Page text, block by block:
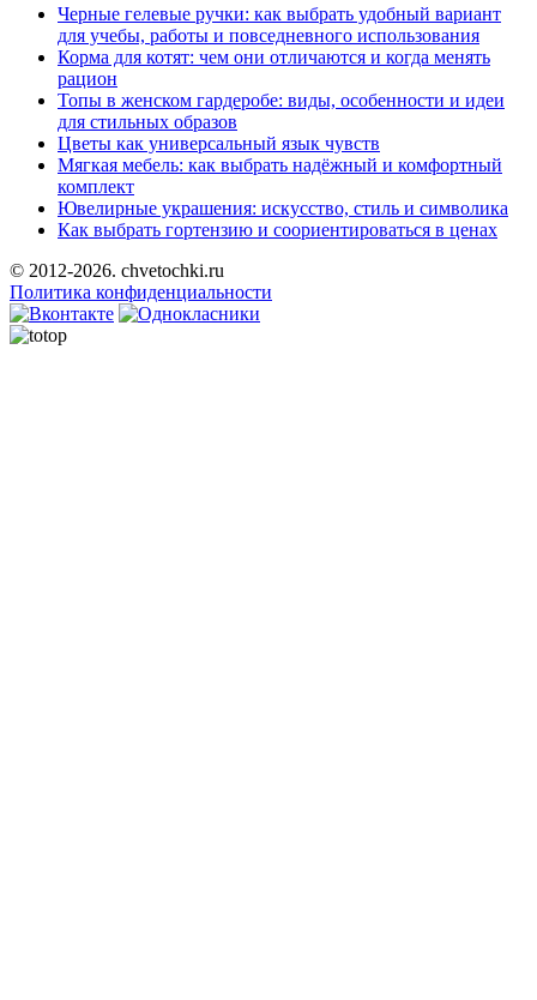
Черные гелевые ручки: как выбрать удобный вариант
для учебы, работы и повседневного использования
Корма для котят: чем они отличаются и когда менять
рацион
Топы в женском гардеробе: виды, особенности и идеи
для стильных образов
Цветы как универсальный язык чувств
Мягкая мебель: как выбрать надёжный и комфортный
комплект
Ювелирные украшения: искусство, стиль и символика
Как выбрать гортензию и соориентироваться в ценах
© 2012-2026. chvetochki.ru
Политика конфиденциальности